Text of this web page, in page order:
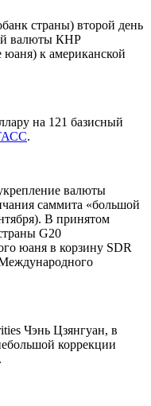
страны) второй день
валюты КНР
к американской
на 121 базисный
.
валюты
саммита «большой
В принятом
G20
юаня в корзину SDR
Чэнь Цзянгуан, в
коррекции